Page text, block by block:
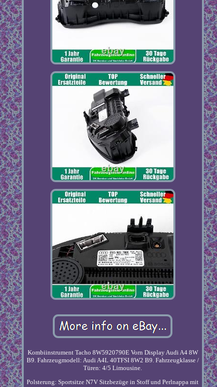
Kombiinstrument Tacho 8W5920790E Vorn Display Audi A4 8W
B9. Fahrzeugmodell: Audi A4L 40TFSI 8W2 B9. Fahrzeugklasse /
Türen: 4/5 Limousine.
Polsterung: Sportsitze N7V Sitzbezüge in Stoff und Perlnappa mit